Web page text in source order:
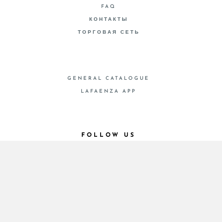
FAQ
КОНТАКТЫ
ТОРГОВАЯ СЕТЬ
GENERAL CATALOGUE
LAFAENZA APP
FOLLOW US